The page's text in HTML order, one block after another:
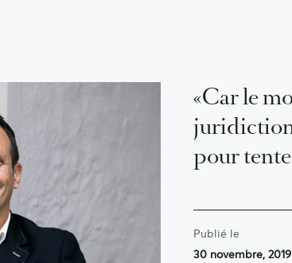
«Car le
pour
Publié le
30 novembre, 2019